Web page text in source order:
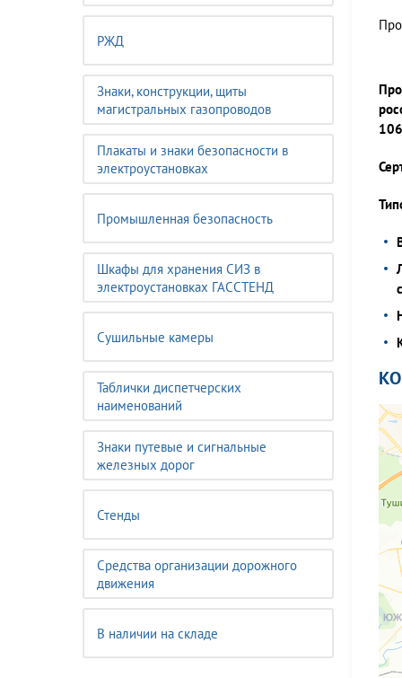
РЖД
Знаки, конструкции, щиты
магистральных газопроводов
Плакаты и знаки безопасности в
электроустановках
Промышленная безопасность
Шкафы для хранения СИЗ в
электроустановках ГАССТЕНД
Сушильные камеры
Таблички диспетчерских
наименований
Знаки путевые и сигнальные
железных дорог
Стенды
Средства организации дорожного
движения
В наличии на складе